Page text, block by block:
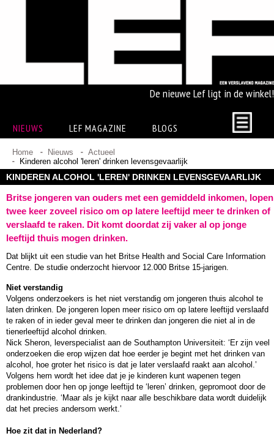
De nieuwe Lef ligt in de winkel!
NIEUWS LEF MAGAZINE BLOGS
Home Nieuws
Actueel
Kinderen alcohol 'leren' drinken levensgevaarlijk
KINDEREN ALCOHOL 'LEREN' DRINKEN LEVENSGEVAARLIJK
Britse jongeren van ouders met een gemiddeld inkomen, lopen
twee keer zoveel risico om op latere leeftijd meer te drinken of
verslaafd te raken. Dit komt doordat zij vaker al op jonge
leeftijd thuis mogen drinken.
Dat blijkt uit een studie van het Britse Health and Social Care Information
Centre. De studie onderzocht hiervoor 12.000 Britse 15-jarigen.
Niet verstandig
Volgens onderzoekers is het niet verstandig om jongeren thuis alcohol te
laten drinken. De jongeren lopen meer risico om op latere leeftijd verslaafd
te raken of in ieder geval meer te drinken dan jongeren die niet al in de
tienerleeftijd alcohol drinken.
Nick Sheron, leverspecialist aan de Southampton Universiteit: ‘Er zijn veel
onderzoeken die erop wijzen dat hoe eerder je begint met het drinken van
alcohol, hoe groter het risico is dat je later verslaafd raakt aan alcohol.’
Volgens hem wordt het idee dat je je kinderen kunt wapenen tegen
problemen door hen op jonge leeftijd te ‘leren’ drinken, gepromoot door de
drankindustrie. ‘Maar als je kijkt naar alle beschikbare data wordt duidelijk
dat het precies andersom werkt.’
Hoe zit dat in Nederland?